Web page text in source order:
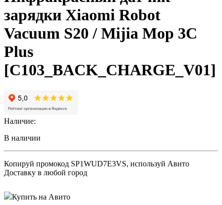
зарядки Xiaomi Robot
Vacuum S20 / Mijia Mop 3С
Рlus
[C103_BACK_CHARGE_V01]
Наличие:
В наличии
Копируй промокод SP1WUD7E3VS, используй Авито
Доставку в любой город
Купить на Авито